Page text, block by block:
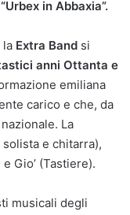
in Abbaxia”.
la Extra Band si
anni Ottanta e
emiliana
carico e che, da
La
e chitarra),
Gio’ (Tastiere).
musicali degli